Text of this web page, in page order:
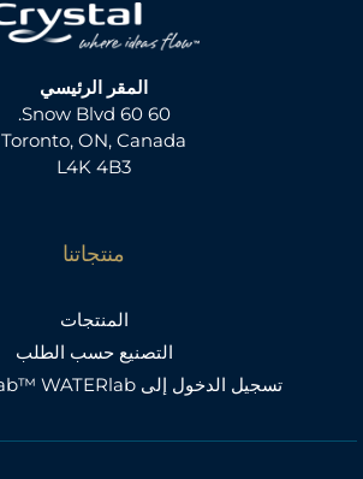
المقر الرئيسي
60 60 Snow Blvd.
Toronto, ON, Canada
L4K 4B3
منتجاتنا
المنتجات
التصنيع حسب الطلب
تسجيل الدخول إلى WATERlab™ WATERlab™